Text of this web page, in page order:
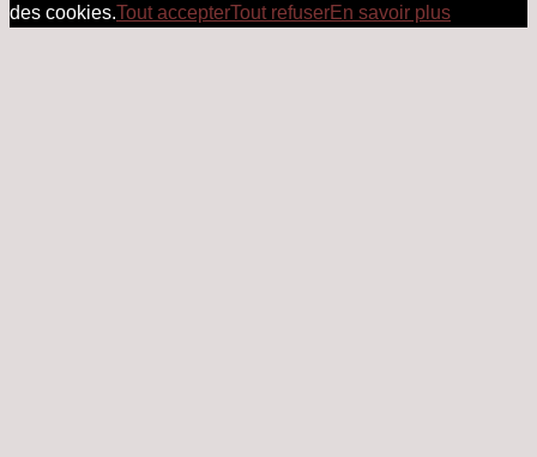
des cookies.Tout accepterTout refuserEn savoir plus